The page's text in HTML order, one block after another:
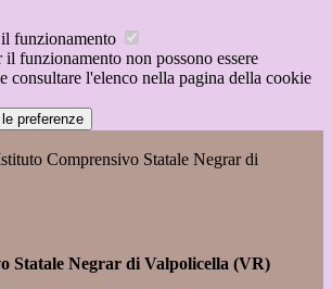
funzionamento
il funzionamento non possono essere
consultare l'elenco nella pagina della cookie
preferenze
Comprensivo Statale Negrar di
Statale Negrar di Valpolicella (VR)